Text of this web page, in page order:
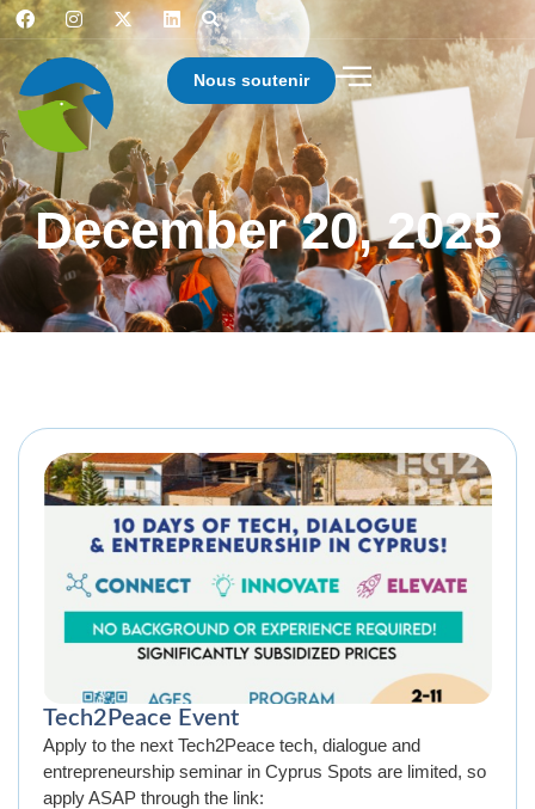
Nous soutenir
December 20, 2025
Tech2Peace Event
Apply to the next Tech2Peace tech, dialogue and
entrepreneurship seminar in Cyprus Spots are limited, so
apply ASAP through the link: